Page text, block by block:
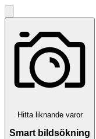
Hitta liknande varor
Smart bildsökning